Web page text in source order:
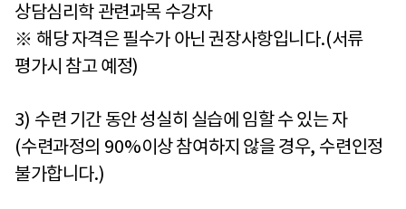
상담심리학 관련과목 수강자
※ 해당 자격은 필수가 아닌 권장사항입니다.(서류
평가시 참고 예정)
3) 수련 기간 동안 성실히 실습에 임할 수 있는 자
(수련과정의 90%이상 참여하지 않을 경우, 수련인정
불가합니다.)